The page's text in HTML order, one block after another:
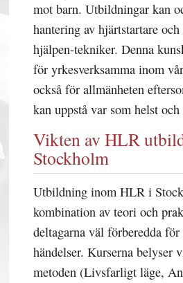
mot barn. Utbildningar kan
hantering av hjärtstartare
hjälpen-tekniker. Denna
för yrkesverksamma inom
också för allmänheten
kan uppstå var som helst
Vikten av HLR
Stockholm
Utbildning inom HLR i
kombination av teori och
deltagarna väl förberedda för
händelser. Kurserna belyser
metoden (Livsfarligt läge,